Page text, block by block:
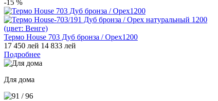
-15 %
Термо House 703 Дуб бронза / Орех1200
17 450 лей 14 833 лей
Подробнее
Для дома